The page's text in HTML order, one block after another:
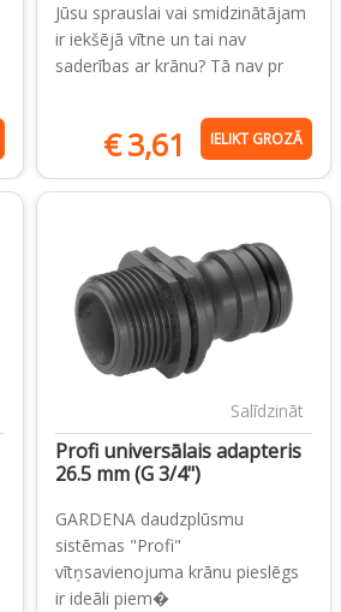
Jūsu sprauslai vai smidzinātājam
ir iekšējā vītne un tai nav
saderības ar krānu? Tā nav pr
€3,61 IELIKT GROZĀ
Salīdzināt
Profi universālais adapteris
26.5 mm (G 3/4")
GARDENA daudzplūsmu
sistēmas "Profi"
vītņsavienojuma krānu pieslēgs
ir ideāli piem�